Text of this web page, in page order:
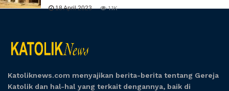
18 April 2023 1.1K
Katoliknews.com menyajikan berita-berita tentang Gereja
Katolik dan hal-hal yang terkait dengannya, baik di